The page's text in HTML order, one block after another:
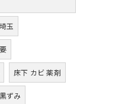
玉
床下 カビ 薬剤
ずみ